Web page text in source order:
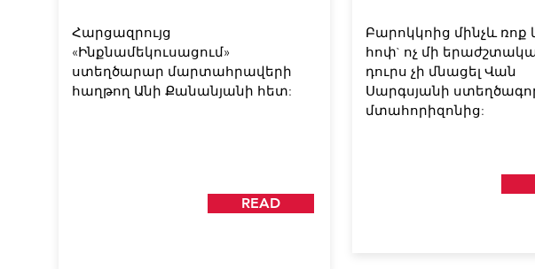
Հարցազրույց
«Ինքնամեկուսացում»
ստեղծարար մարտահրավերի
հաղթող Անի Քանանյանի հետ:
READ
Բարոկկոից մինչև ռոք
հոփ` ոչ մի
դուրս չի մնացել Վան
Սարգսյանի
մտահորիզոնից: